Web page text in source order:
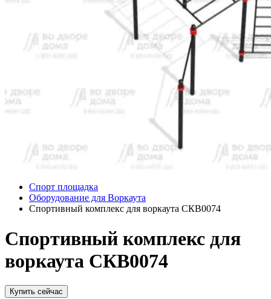
Спорт площадка
Оборудование для Воркаута
Спортивный комплекс для воркаута СКВ0074
Спортивный комплекс для
воркаута СКВ0074
Купить сейчас